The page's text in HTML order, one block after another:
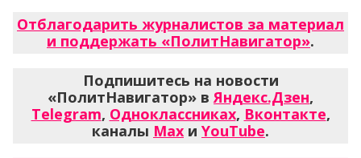
Отблагодарить журналистов за материал
и поддержать «ПолитНавигатор».
Подпишитесь на новости
«ПолитНавигатор» вЯндекс.Дзен,
Telegram, Одноклассниках, Вконтакте,
каналы Max и YouTube.